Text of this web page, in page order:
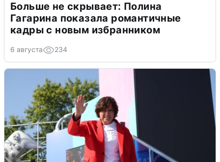
Больше не скрывает: Полина
Гагарина показала романтичные
кадры с новым избранником
6 августа 234